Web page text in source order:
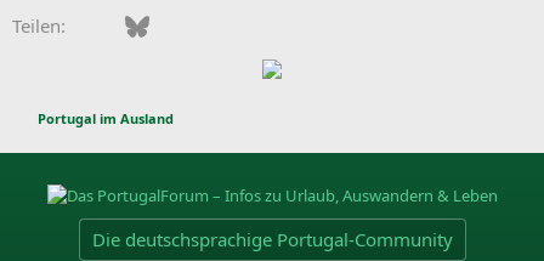
Teilen: FacebookBluesky
Portugal im Ausland
Die deutschsprachige Portugal-Community